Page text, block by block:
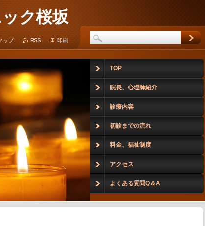
ク桜坂
TOP
院長、心理師紹介
診療内容
初診までの流れ
料金、福祉制度
アクセス
よくある質問Q＆A
ップ RSS 印刷